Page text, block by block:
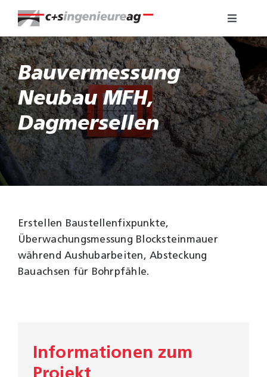
Inhalt
springen
Toggle
Fachbereiche
Über uns
Referenzen
Karriere
WebGIS
Bauvermessung
Neubau MFH,
Dagmersellen
Erstellen Baustellenfixpunkte,
Überwachungsmessung Blocksteinmauer
während Aushubarbeiten, Absteckung
Bauachsen für Bohrpfähle.
Informationen zum